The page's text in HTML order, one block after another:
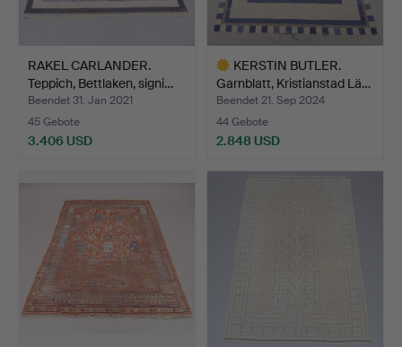
RAKEL CARLANDER.
Teppich, Bettlaken, signi…
Beendet 31. Jan 2021
45 Gebote
3.406 USD
KERSTIN BUTLER.
Garnblatt, Kristianstad Lä…
Beendet 21. Sep 2024
44 Gebote
2.848 USD